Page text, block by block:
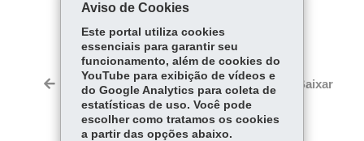
COMPARTILHE:
ce
bo
ok
Tw
itt
er
ha
ts
Ap
p
Voltar Início Imprimir Baixar
Aviso de Cookies
Este portal utiliza cookies
essenciais para garantir seu
funcionamento, além de cookies do
YouTube para exibição de vídeos e
do Google Analytics para coleta de
estatísticas de uso. Você pode
escolher como tratamos os cookies
a partir das opções abaixo.